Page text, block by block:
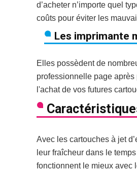
d’acheter n’importe quel
coûts pour éviter les
Les imprimante
Elles possèdent de
professionnelle page
l'achat de vos futures
Avec les cartouches à jet
leur fraîcheur dans le
fonctionnent le mieux avec